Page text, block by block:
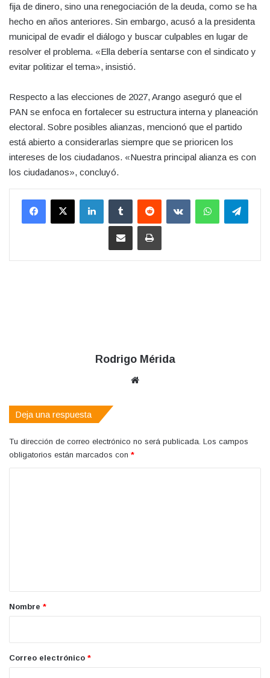
fija de dinero, sino una renegociación de la deuda, como se ha
hecho en años anteriores. Sin embargo, acusó a la presidenta
municipal de evadir el diálogo y buscar culpables en lugar de
resolver el problema. «Ella debería sentarse con el sindicato y
evitar politizar el tema», insistió.
Respecto a las elecciones de 2027, Arango aseguró que el
PAN se enfoca en fortalecer su estructura interna y planeación
electoral. Sobre posibles alianzas, mencionó que el partido
está abierto a considerarlas siempre que se prioricen los
intereses de los ciudadanos. «Nuestra principal alianza es con
los ciudadanos», concluyó.
LinkedInTumblr Reddit VKontakteWhatsApp
Compartir por correo electrónicoImprimir
Rodrigo Mérida
Deja una respuesta
Tu dirección de correo electrónico no será publicada. Los campos
obligatorios están marcados con *
r
*
Nombre *
Correo electrónico *